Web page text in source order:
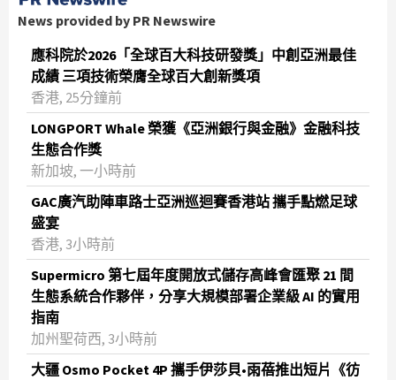
News provided by PR Newswire
應科院於2026「全球百大科技研發獎」中創亞洲最佳
成績 三項技術榮膺全球百大創新獎項
香港, 25分鐘前
LONGPORT Whale 榮獲《亞洲銀行與金融》金融科技
生態合作獎
新加坡, 一小時前
GAC廣汽助陣車路士亞洲巡迴賽香港站 攜手點燃足球
盛宴
香港, 3小時前
Supermicro 第七屆年度開放式儲存高峰會匯聚 21 間
生態系統合作夥伴，分享大規模部署企業級 AI 的實用
指南
加州聖荷西, 3小時前
大疆 Osmo Pocket 4P 攜手伊莎貝•雨蓓推出短片《彷